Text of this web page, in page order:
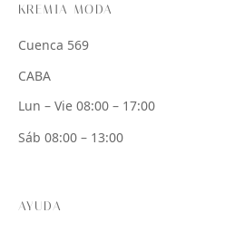
KREMIA MODA
Cuenca 569
CABA
Lun – Vie 08:00 – 17:00
Sáb 08:00 – 13:00
AYUDA